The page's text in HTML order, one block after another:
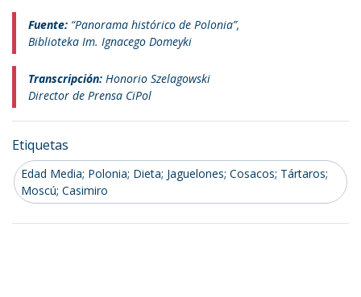
Fuente: “Panorama histórico de Polonia”,
Biblioteka Im. Ignacego Domeyki
Transcripción: Honorio Szelagowski
Director de Prensa CiPol
Etiquetas
Edad Media; Polonia; Dieta; Jaguelones; Cosacos; Tártaros;
Moscú; Casimiro